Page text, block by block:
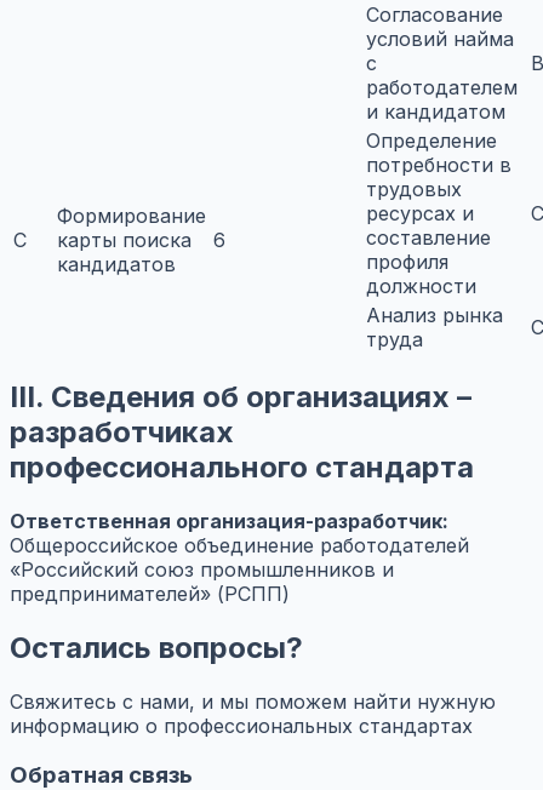
Согласование
условий найма
с
работодателем
и кандидатом
C
Формирование
карты поиска
кандидатов
6
Определение
потребности в
трудовых
ресурсах и
составление
профиля
должности
Анализ рынка
труда
III. Сведения об организациях –
разработчиках
профессионального стандарта
Ответственная организация-разработчик:
Общероссийское объединение работодателей
«Российский союз промышленников и
предпринимателей» (РСПП)
Остались вопросы?
Свяжитесь с нами, и мы поможем найти нужную
информацию о профессиональных стандартах
Обратная связь